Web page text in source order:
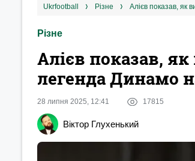
ukrfootball різне Алієв показав, як
Різне
Алієв показав,
легенда Динамо
28 липня 2025, 12:41 17815
Віктор Глухенький